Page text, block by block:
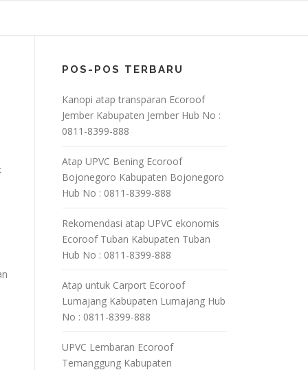
POS-POS TERBARU
Kanopi atap transparan Ecoroof
Jember Kabupaten Jember Hub No :
0811-8399-888
Atap UPVC Bening Ecoroof
Bojonegoro Kabupaten Bojonegoro
Hub No : 0811-8399-888
Rekomendasi atap UPVC ekonomis
Ecoroof Tuban Kabupaten Tuban
Hub No : 0811-8399-888
Atap untuk Carport Ecoroof
Lumajang Kabupaten Lumajang Hub
No : 0811-8399-888
UPVC Lembaran Ecoroof
Temanggung Kabupaten